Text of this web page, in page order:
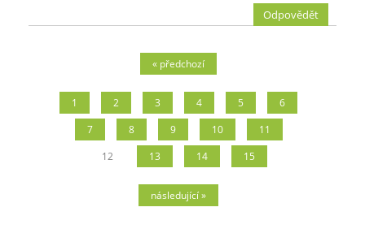
Odpovědět
« předchozí
1 2 3 4 5
6
7
8 9 10
11
12
13 14 15
následující »